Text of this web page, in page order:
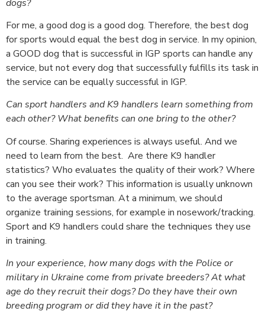
dogs?
For me, a good dog is a good dog. Therefore, the best dog
for sports would equal the best dog in service. In my opinion,
a GOOD dog that is successful in IGP sports can handle any
service, but not every dog that successfully fulfills its task in
the service can be equally successful in IGP.
Can sport handlers and K9 handlers learn something from
each other? What benefits can one bring to the other?
Of course. Sharing experiences is always useful. And we
need to learn from the best. Are there K9 handler
statistics? Who evaluates the quality of their work? Where
can you see their work? This information is usually unknown
to the average sportsman. At a minimum, we should
organize training sessions, for example in nosework/tracking.
Sport and K9 handlers could share the techniques they use
in training.
In your experience, how many dogs with the Police or
military in Ukraine come from private breeders? At what
age do they recruit their dogs? Do they have their own
breeding program or did they have it in the past?